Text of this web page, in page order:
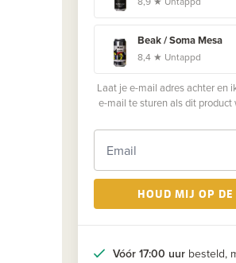
Beak / Soma Mesa
8,4 ★ Untappd
Laat je e-mail adres achter en
e-mail te sturen als dit product
HOUD MIJ OP DE
Vóór 17:00 uur besteld,